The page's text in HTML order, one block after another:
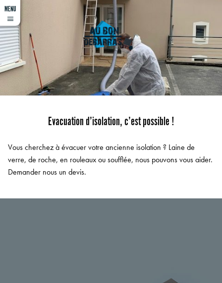
MENU
Not empty, haha
Evacuation d’isolation, c’est possible !
Vous cherchez à évacuer votre ancienne isolation ? Laine de
verre, de roche, en rouleaux ou soufflée, nous pouvons vous aider.
Demander nous un devis.